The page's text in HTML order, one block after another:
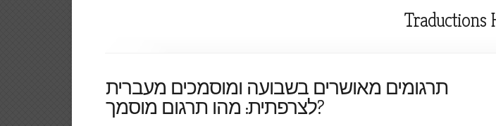
Traductions
תרגומים מאושרים בשבועה ומוסמכים מעברית
לצרפתית: מהו תרגום מוסמך?